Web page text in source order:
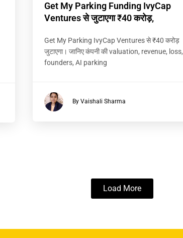
Get My Parking Funding IvyCap
Ventures से जुटाएगा ₹40 करोड़,
Get My Parking IvyCap Ventures से ₹40 करोड़
जुटाएगा। जानिए कंपनी की valuation, revenue, loss,
founders, AI parking
By Vaishali Sharma
Load More